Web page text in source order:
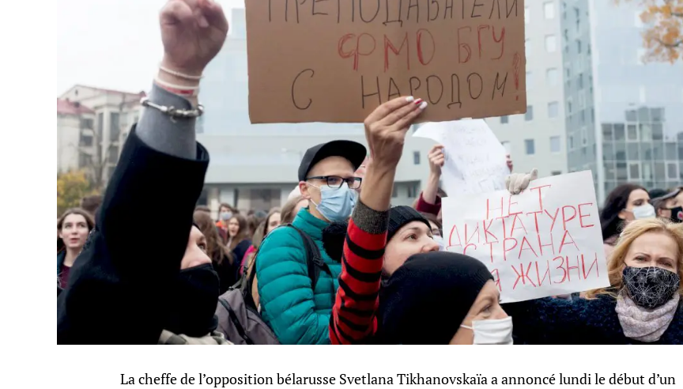
La cheffe de l’opposition bélarusse Svetlana Tikhanovskaïa a annoncé lundi le début d’un